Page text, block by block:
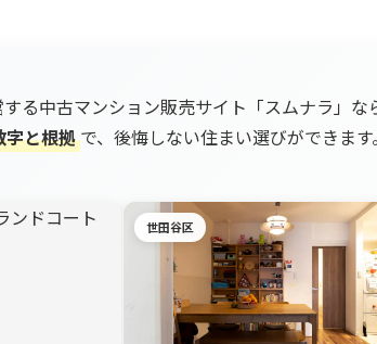
る中古マンション販売サイト「スムナラ」な
字と根拠で、後悔しない住まい選びができます
世田谷区